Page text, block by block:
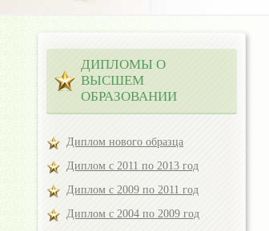
ДИПЛОМЫ О
ВЫСШЕМ
ОБРАЗОВАНИИ
Диплом нового образца
Диплом с 2011 по 2013 год
Диплом с 2009 по 2011 год
Диплом с 2004 по 2009 год